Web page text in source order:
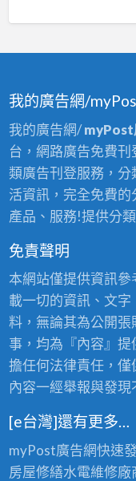
我的廣告網/
我的廣告網/myPost
台，網路廣告免費
類廣告刊登服務，
活資訊，完全免費
產品、服務!提供分
免責聲明
本網站僅提供資訊
載一切的資訊、文
料，無論其為公開
事，均為『內容』
擔任何法律責任，
內容一經舉報與發現
[e台灣]還有更多…
myPost廣告網快速
房屋修繕水電維修廠